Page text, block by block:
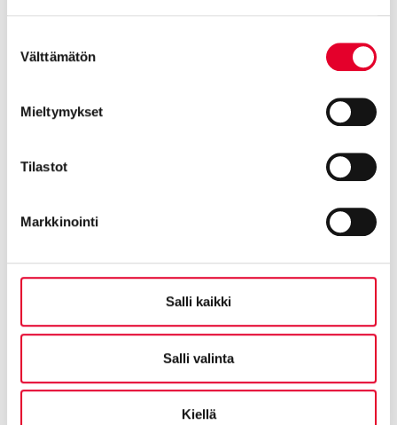
valinta
Välttämätön
Mieltymykset
Tilastot
Markkinointi
Salli kaikki
Salli valinta
Kiellä
Takaisin